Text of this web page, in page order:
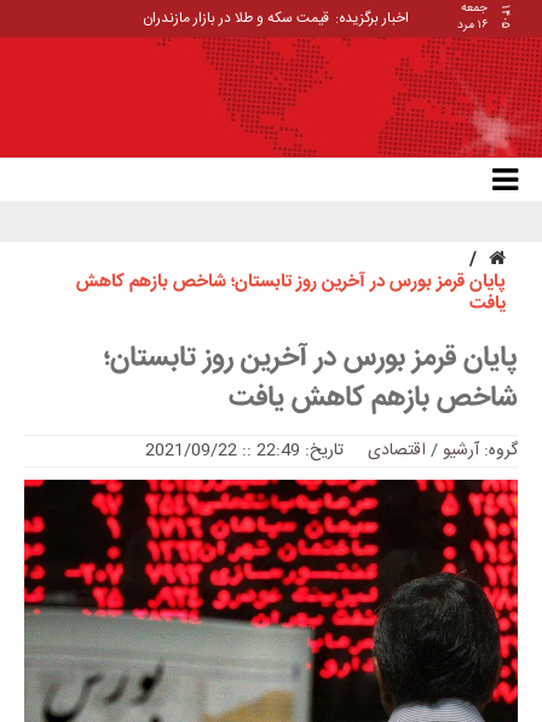
۱۴۰۵
جمعه
۱۶ مرد
اخبار برگزیده: قیمت سکه و طلا در بازار مازندران
پایان قرمز بورس در آخرین روز تابستان؛ شاخص بازهم کاهش
یافت
پایان قرمز بورس در آخرین روز تابستان؛
شاخص بازهم کاهش یافت
گروه:آرشیو/ اقتصادی تاریخ: 22:49 :: 2021/09/22